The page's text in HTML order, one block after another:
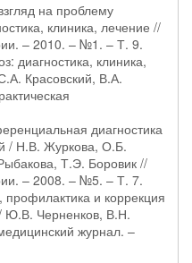
на проблему
клиника, лечение //
– 2010. – №1. – Т. 9.
диагностика, клиника,
Красовский, В.А.
диагностика
/ Н.В. Журкова, О.Б.
Т.Э. Боровик //
– 2008. – №5. – Т. 7.
и коррекция
Ю.В. Черненков, В.Н.
журнал. –